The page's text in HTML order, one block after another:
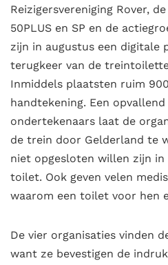
Reizigersvereniging Rover,
50PLUS en SP en de
zijn in augustus een digitale
terugkeer van de
Inmiddels plaatsten ruim
handtekening. Een
ondertekenaars laat de
de trein door Gelderland te
niet opgesloten willen zijn
toilet. Ook geven velen
waarom een toilet voor hen
De vier organisaties vinden
want ze bevestigen de